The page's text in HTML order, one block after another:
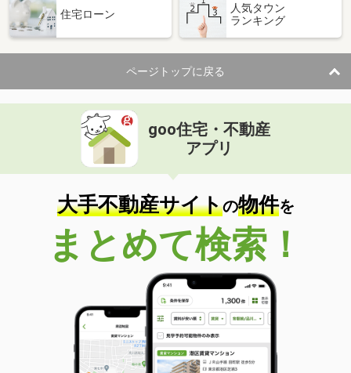
住 所
千葉県八千代市八千代台北７丁目
専有面積 19.87m²
間取り
1K
千葉県千葉市中央区若草１
価 格
住 所
千葉県千葉市中央区若草１
専有面積 26.08m²
間取り
1K
千葉県印西市西の原３丁目
価 格
13.30万円
千葉県印西市西の原３丁目
75.21m²
間取り
3LDK
千葉県松戸市新松戸東
住宅ローン
人気タウン
ランキング
ページトップに戻る
goo住宅・不動産
アプリ
大手不動産サイトの物件を
まとめて検索！